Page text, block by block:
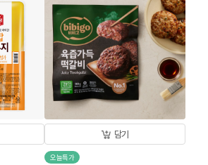
담기
오늘특가